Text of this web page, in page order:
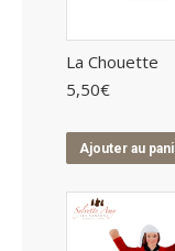
La Chouette
5,50€
Ajouter au